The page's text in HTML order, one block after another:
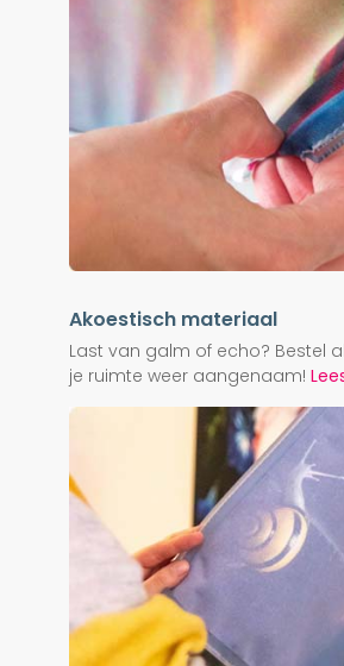
Akoestisch materiaal
Last van galm of echo? Bestel
je ruimte weer aangenaam!